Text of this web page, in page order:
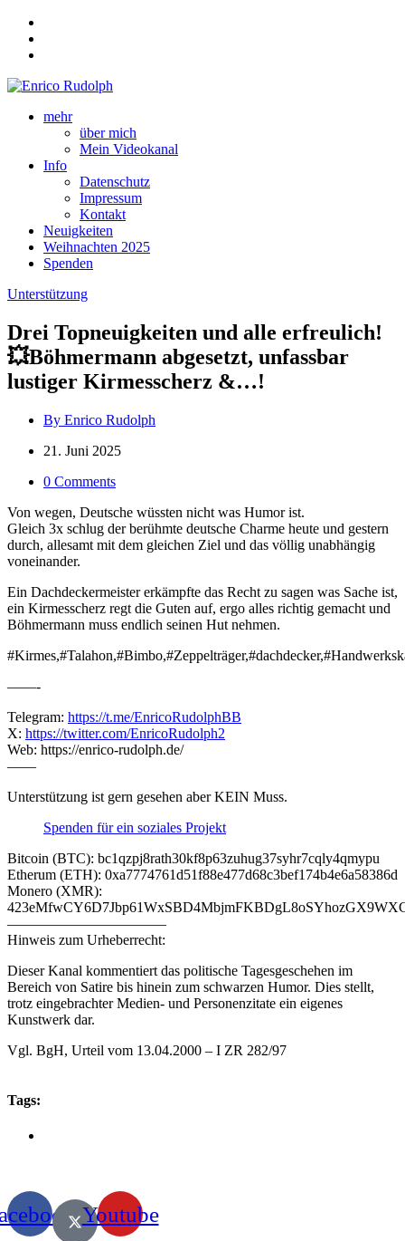
mehr
über mich
Mein Videokanal
Info
Datenschutz
Impressum
Kontakt
Neuigkeiten
Weihnachten 2025
Spenden
Unterstützung
Drei Topneuigkeiten und alle erfreulich!
💥Böhmermann abgesetzt, unfassbar
lustiger Kirmesscherz &…!
By Enrico Rudolph
21. Juni 2025
0 Comments
Von wegen, Deutsche wüssten nicht was Humor ist.
Gleich 3x schlug der berühmte deutsche Charme heute und gestern
durch, allesamt mit dem gleichen Ziel und das völlig unabhängig
voneinander.
Ein Dachdeckermeister erkämpfte das Recht zu sagen was Sache ist,
ein Kirmesscherz regt die Guten auf, ergo alles richtig gemacht und
Böhmermann muss endlich seinen Hut nehmen.
——-
Telegram: https://t.me/EnricoRudolphBB
X: https://twitter.com/EnricoRudolph2
Web: https://enrico-rudolph.de/
——
Unterstützung ist gern gesehen aber KEIN Muss.
Spenden für ein soziales Projekt
Bitcoin (BTC): bc1qzpj8rath30kf8p63zuhug37syhr7cqly4qmypu
Etherum (ETH): 0xa7774761d51f88e477d68c3bef174b4e6a58386d
Monero (XMR):
———————————
Hinweis zum Urheberrecht:
Dieser Kanal kommentiert das politische Tagesgeschehen im
Bereich von Satire bis hinein zum schwarzen Humor. Dies stellt,
trotz eingebrachter Medien- und Personenzitate ein eigenes
Kunstwerk dar.
Vgl. BgH, Urteil vom 13.04.2000 – I ZR 282/97
Tags:
Youtube